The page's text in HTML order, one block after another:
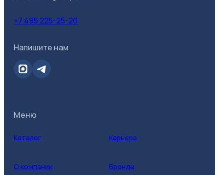
+7 495 225-25-20
Напишите нам
Меню
Каталог Карьера
О компании Бренды